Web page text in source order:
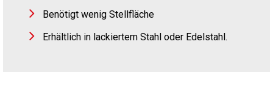
Benötigt wenig Stellfläche
Erhältlich in lackiertem Stahl oder Edelstahl.